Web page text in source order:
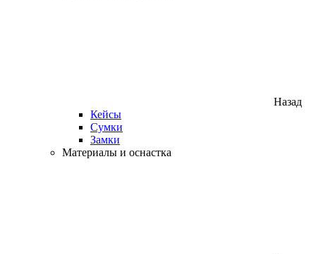
Назад
Кейсы
Сумки
Замки
Материалы и оснастка